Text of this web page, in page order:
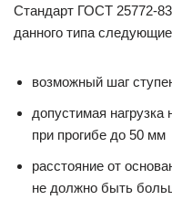
Стандарт ГОСТ 25772-
данного типа
возможный шаг
допустимая
при прогибе до 50 мм
расстояние от
не должно быть